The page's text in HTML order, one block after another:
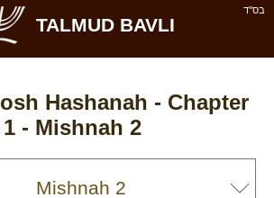
בס''ד
TALMUD BAVLI
Hashanah - Chapter
1 - Mishnah 2